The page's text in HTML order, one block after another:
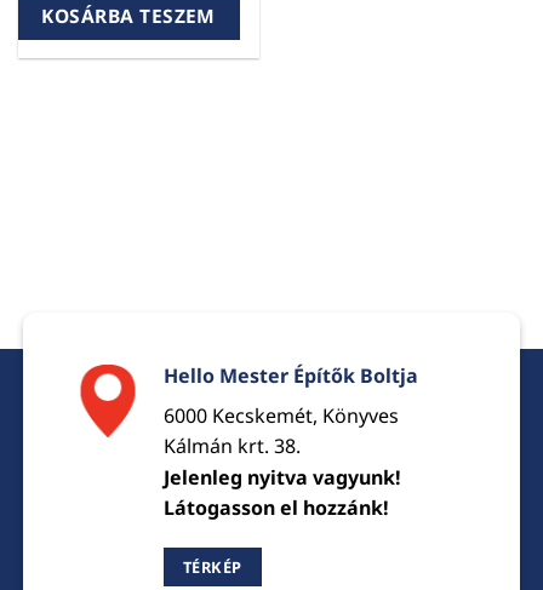
KOSÁRBA TESZEM
Hello Mester Építők Boltja
6000 Kecskemét, Könyves
Kálmán krt. 38.
Jelenleg nyitva vagyunk!
Látogasson el hozzánk!
TÉRKÉP